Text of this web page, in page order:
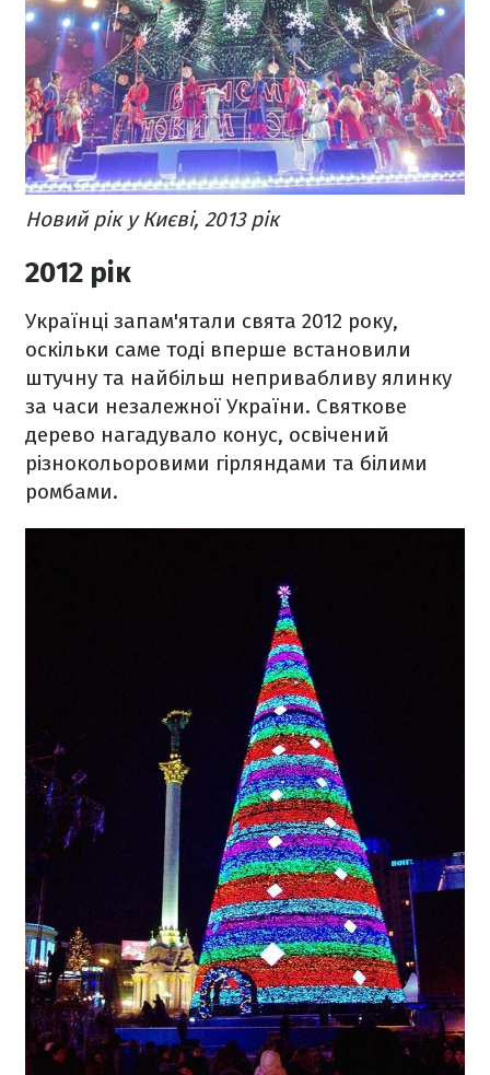
Новий рік у Києві, 2013 рік
2012 рік
Українці запам'ятали свята 2012 року,
оскільки саме тоді вперше встановили
штучну та найбільш непривабливу ялинку
за часи незалежної України. Святкове
дерево нагадувало конус, освічений
різнокольоровими гірляндами та білими
ромбами.